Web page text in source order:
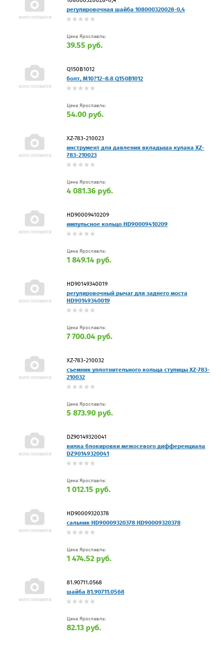
регулировочная шайба 108000320028-0,4
Цена Ярославль:
39.55 руб.
Q150B1012
болт, M10?12–8.8 Q150B1012
Цена Ярославль:
54.00 руб.
XZ-783-210023
инструмент для давления вкладыша кулака XZ-
783-210023
Цена Ярославль:
4 081.36 руб.
HD90009410209
импульсное кольцо HD90009410209
Цена Ярославль:
1 849.14 руб.
HD90149340019
регулировочный рычаг для заднего моста
HD90149340019
Цена Ярославль:
7 700.04 руб.
XZ-783-210032
съемник уплотнительного кольца ступицы XZ-783-
210032
Цена Ярославль:
5 873.90 руб.
DZ90149320041
вилка блокировки межосевого дифференциала
DZ90149320041
Цена Ярославль:
1 012.15 руб.
HD90009320378
сальник HD90009320378 HD90009320378
Цена Ярославль:
1 474.52 руб.
81.90711.0568
шайба 81.90711.0568
Цена Ярославль:
82.13 руб.